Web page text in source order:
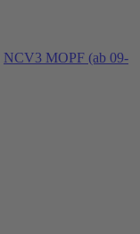
NCV3 MOPF (ab 09-